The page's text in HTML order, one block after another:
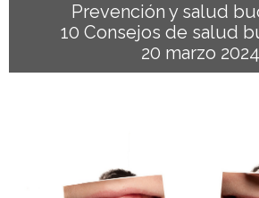
Prevención y salud
10 Consejos de salud
20 marzo 2024